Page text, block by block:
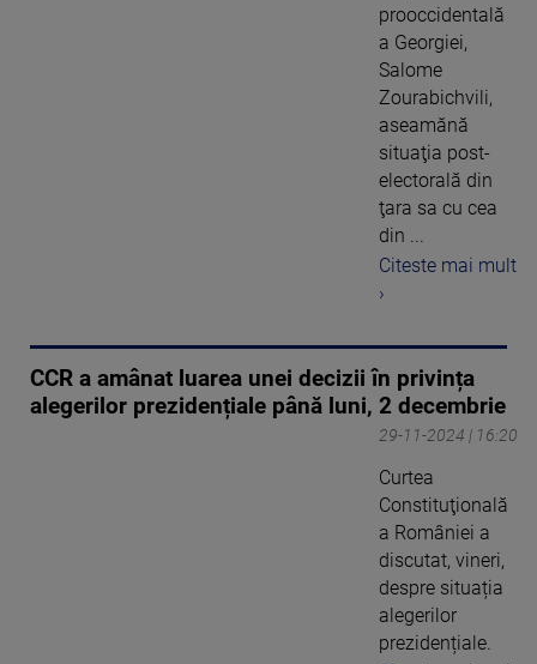
prooccidentală
a Georgiei,
Salome
Zourabichvili,
aseamănă
situaţia post-
electorală din
ţara sa cu cea
din ...
Citeste mai mult
›
CCR a amânat luarea unei decizii în privința
alegerilor prezidențiale până luni, 2 decembrie
29-11-2024 | 16:20
Curtea
Constituţională
a României a
discutat, vineri,
despre situația
alegerilor
prezidențiale.